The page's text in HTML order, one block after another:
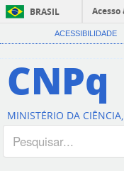
BRASIL
ACESSIBILIDADE
CNPq
MINISTÉRIO DA